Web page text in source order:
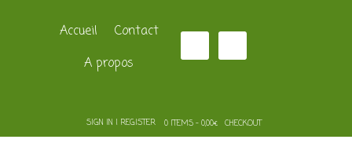
Accueil
Contact
A propos
SIGN IN | REGISTER 0 ITEMS - 0,00€ CHECKOUT